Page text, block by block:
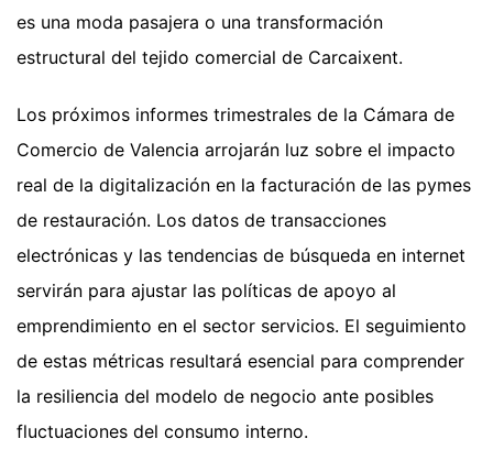
es una moda pasajera o una transformación
estructural del tejido comercial de Carcaixent.
Los próximos informes trimestrales de la Cámara de
Comercio de Valencia arrojarán luz sobre el impacto
real de la digitalización en la facturación de las pymes
de restauración. Los datos de transacciones
electrónicas y las tendencias de búsqueda en internet
servirán para ajustar las políticas de apoyo al
emprendimiento en el sector servicios. El seguimiento
de estas métricas resultará esencial para comprender
la resiliencia del modelo de negocio ante posibles
fluctuaciones del consumo interno.